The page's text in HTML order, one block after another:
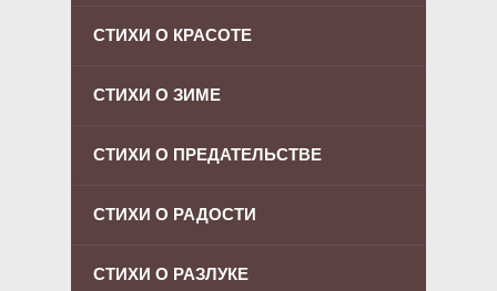
СТИХИ О КРАСОТЕ
СТИХИ О ЗИМЕ
СТИХИ О ПРЕДАТЕЛЬСТВЕ
СТИХИ О РАДОСТИ
СТИХИ О РАЗЛУКЕ